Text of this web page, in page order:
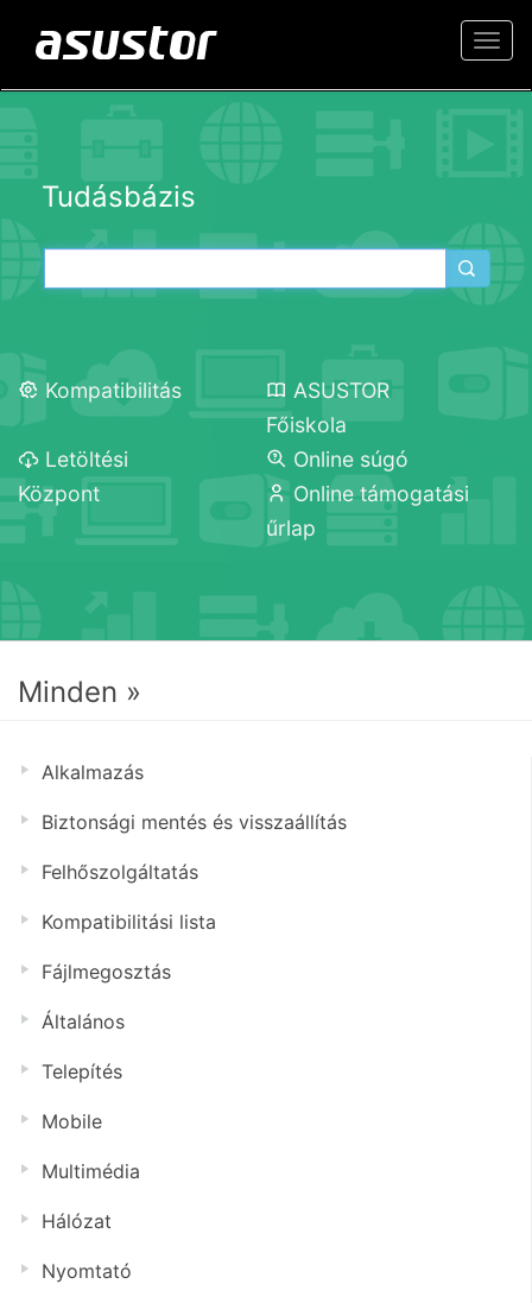
Tudásbázis
Kompatibilitás
ASUSTOR
Főiskola
Letöltési
Központ
Online súgó
Online támogatási
űrlap
Minden »
Alkalmazás
Biztonsági mentés és visszaállítás
Felhőszolgáltatás
Kompatibilitási lista
Fájlmegosztás
Általános
Telepítés
Mobile
Multimédia
Hálózat
Nyomtató